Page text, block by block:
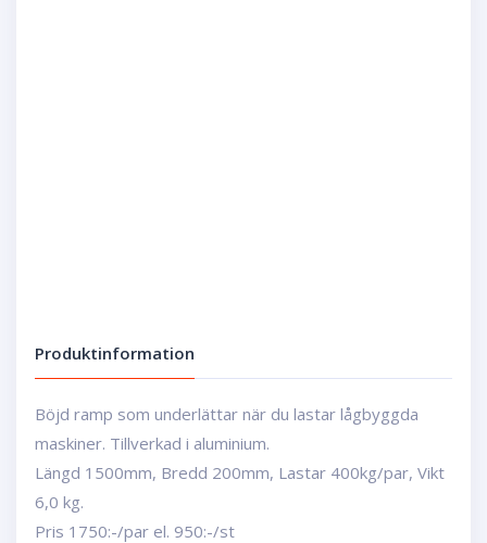
Produktinformation
Böjd ramp som underlättar när du lastar lågbyggda
maskiner. Tillverkad i aluminium.
Längd 1500mm, Bredd 200mm, Lastar 400kg/par, Vikt
6,0 kg.
Pris 1750:-/par el. 950:-/st